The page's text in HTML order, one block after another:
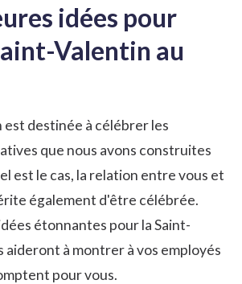
idées pour
Valentin au
est destinée à célébrer les
que nous avons construites
est le cas, la relation entre vous et
également d'être célébrée.
étonnantes pour la Saint-
aideront à montrer à vos employés
pour vous.